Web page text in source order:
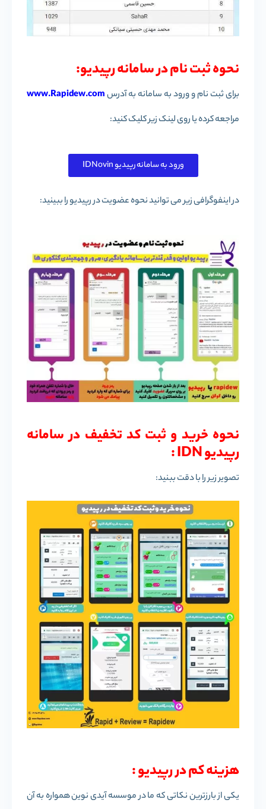
نحوه ثبت نام در سامانه رپیدیو:
برای ثبت نام و ورود به سامانه به آدرسwww.Rapidew.com
مراجعه کرده یا روی لینک زیر کلیک کنید:
ورود به سامانه رپیدیو IDNovin
در اینفوگرافی زیر می توانید نحوه عضویت در رپیدیو را ببینید:
نحوه خرید و ثبت کد تخفیف در سامانه
رپیدیو IDN :
تصویر زیر را با دقت ببنید:
هزینه کم در رپیدیو :
یکی از بارزترین نکاتی که ما در موسسه آیدی نوین همواره به آن